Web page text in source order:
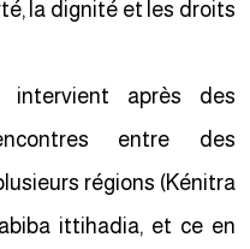
la dignité et les droits
intervient après des
entre des
régions (Kénitra
ittihadia, et ce en